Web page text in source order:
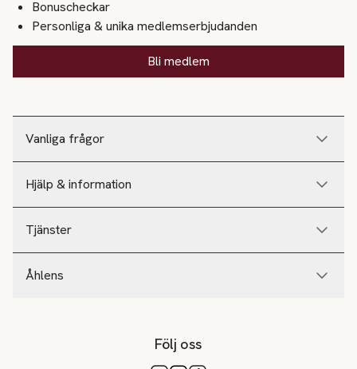
Vanliga frågor
Hjälp & information
Tjänster
Åhlens
Bonuscheckar
Personliga & unika medlemserbjudanden
Bli medlem
Följ oss